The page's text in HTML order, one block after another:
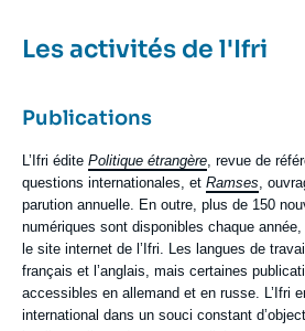
Les activités de l'Ifri
accordéon
Titre
Publications
Contenu
texte
L’Ifri édite Politique étrangère, revue de
questions internationales, et Ramses,
parution annuelle. En outre, plus de 150
numériques sont disponibles chaque
le site internet de l’Ifri. Les langues de
français et l’anglais, mais certaines
accessibles en allemand et en russe. L’Ifri
international dans un souci constant